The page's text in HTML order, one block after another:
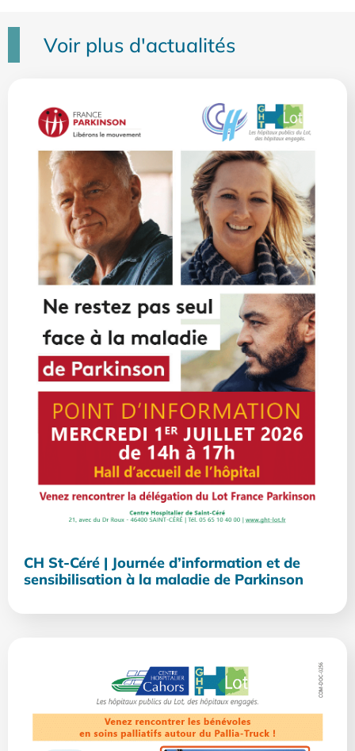
Voir plus d'actualités
CH St-Céré | Journée d’information et de
sensibilisation à la maladie de Parkinson